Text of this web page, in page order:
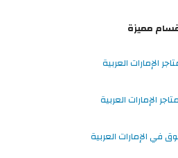
مميزة
الإمارات العربية
الإمارات العربية
في الإمارات العربية